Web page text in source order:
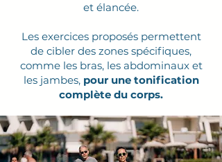
et élancée.
Les exercices proposés permettent
de cibler des zones spécifiques,
comme les bras, les abdominaux et
les jambes, pour une tonification
complète du corps.